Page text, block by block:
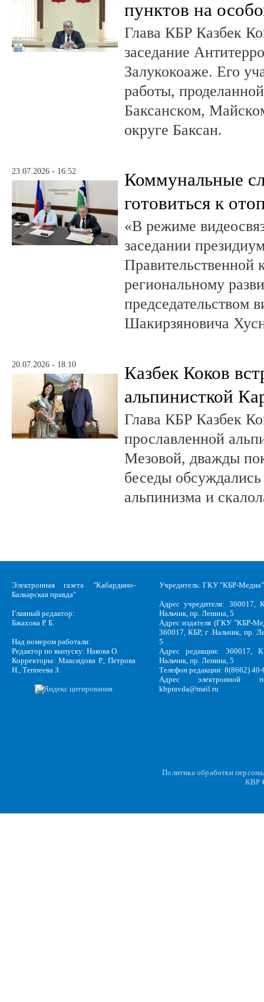
пунктов на
Глава КБР Казбек
заседание
Залукокоаже. Его
работы,
Баксанском,
округе Баксан.
23.07.2026 - 16:52
Коммунальные
готовиться к
«В режиме
заседании
Правительственной
региональному
председательством
Шакирзяновича
20.07.2026 - 18:10
Казбек Коков
альпинисткой
Глава КБР Казбек
прославленной
Мезовой, дважды
беседы
альпинизма и
Электронная газета "Кабардино-
Балкарская правда"
Главный редактор:
Бжахова Р. Б.
Над номером работали:
Редактор по выпуску: Накова О.
Корректоры: Максидова Р., Петрова
Н., Теппеева З.
Учредитель: ГКУ "КБР-Медиа"
Адрес учредителя: 360017,
Нальчик, пр. Ленина, 5
Адрес издателя (ГКУ "КБР-
360017, КБР, г .Нальчик, пр.
5
Адрес редакции: 360017,
Нальчик, пр. Ленина, 5
Телефон редакции: 8(8662)
Адрес электронной
kbpravda@mail.ru
Политика обработки
KBP